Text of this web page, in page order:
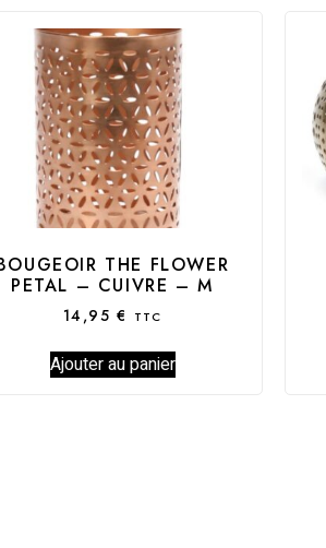
THE FLOWER
PETAL – CUIVRE – M
14,95€ TTC
Ajouter au panier